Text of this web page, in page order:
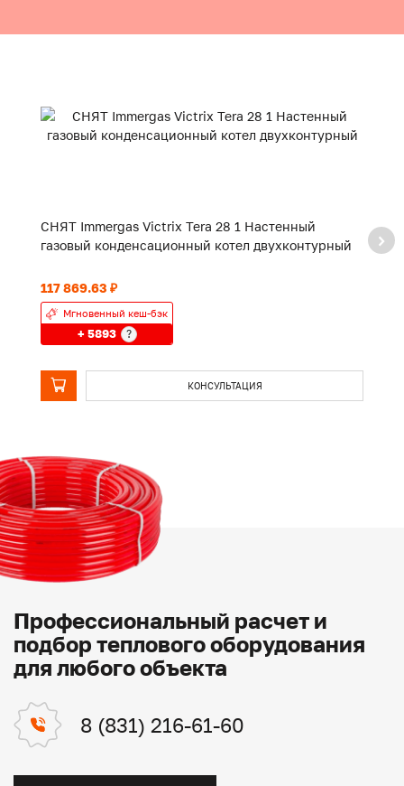
СНЯТ Immergas Victrix Tera 28 1 Настенный
газовый конденсационный котел двухконтурный
117 869.63 ₽
Мгновенный кеш-бэк
+ 5893 ?
КОНСУЛЬТАЦИЯ
Профессиональный расчет и
подбор теплового оборудования
для любого объекта
8 (831) 216-61-60